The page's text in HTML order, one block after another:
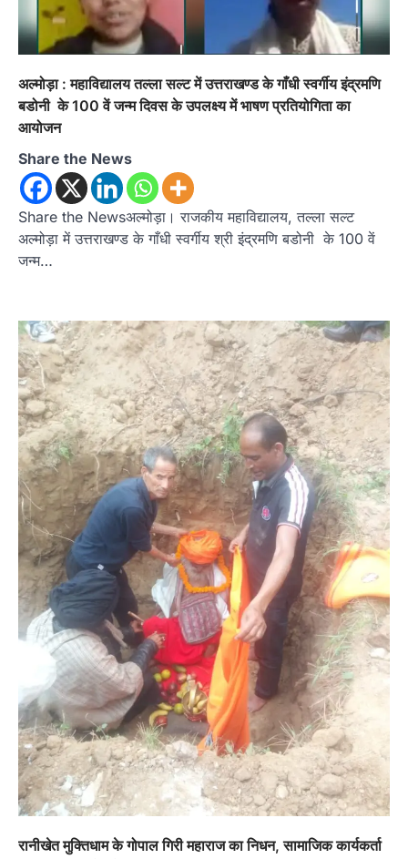
अल्मोड़ा : महाविद्यालय तल्ला सल्ट में उत्तराखण्ड के गाँधी स्वर्गीय इंद्रमणि
बडोनी के 100 वें जन्म दिवस के उपलक्ष्य में भाषण प्रतियोगिता का
आयोजन
Share the News
Share the Newsअल्मोड़ा। राजकीय महाविद्यालय, तल्ला सल्ट
अल्मोड़ा में उत्तराखण्ड के गाँधी स्वर्गीय श्री इंद्रमणि बडोनी के 100 वें
जन्म…
रानीखेत मुक्तिधाम के गोपाल गिरी महाराज का निधन, सामाजिक कार्यकर्ता
2
अल्मोड़ा उत्तराखण्ड कुमाऊं ख़बरें
तुला सिंह तड़ियाल की पुस्तक ‘संघर्षों भरा
सफर’ का भव्य विमोचन, जन आंदोलनों के
इतिहास को सहेजने का प्रयास
Admin August 9, 2026
उत्तराखंड के सामाजिक और राज्य आंदोलन के संघर्षों को
दस्तावेज के रूप में प्रस्तुत करती…
अल्मोड़ा उत्तराखण्ड ख़बरें
इंटर-एपीएस सेंट्रल कमांड चेस क्लस्टर-2 में
याग्यिका कुंद्रा ने लहराया परचम, अंडर-14 वर्ग
में हासिल किया प्रथम स्थान